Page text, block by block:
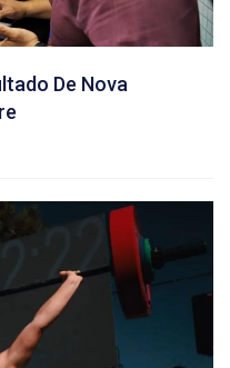
De Nova